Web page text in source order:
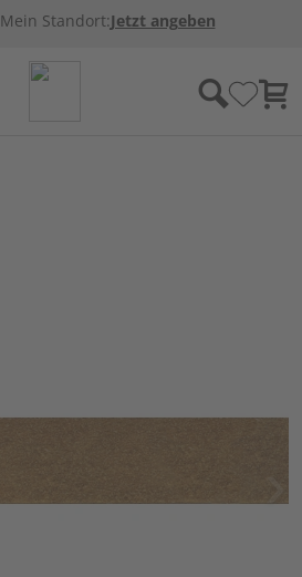
Mein Standort:Jetzt angeben